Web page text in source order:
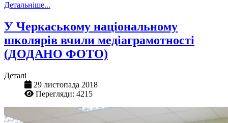
Детальніше...
У Черкаському національному
школярів вчили медіаграмотності
(ДОДАНО ФОТО)
Деталі
29 листопада 2018
Перегляди: 4215